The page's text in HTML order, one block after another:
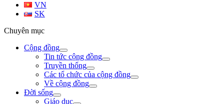
VN
SK
Chuyên mục
Cộng đồng
Tin tức cộng đồng
Truyền thống
Các tổ chức của cộng đồng
Về cộng đồng
Đời sống
Giáo dục